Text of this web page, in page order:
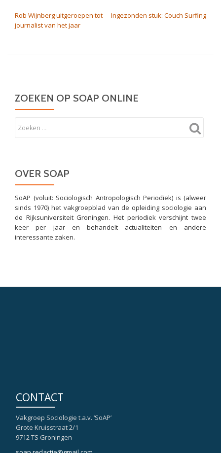
Rob Wijnberg uitgeroepen tot
journalist van het jaar
Ingezonden stuk: Couch Surfing
ZOEKEN OP SOAP ONLINE
OVER SOAP
SoAP (voluit: Sociologisch Antropologisch Periodiek) is (alweer
sinds 1970) het vakgroepblad van de opleiding sociologie aan
de Rijksuniversiteit Groningen. Het periodiek verschijnt twee
keer per jaar en behandelt actualiteiten en andere
interessante zaken.
CONTACT
Vakgroep Sociologie t.a.v. ‘SoAP’
Grote Kruisstraat 2/1
9712 TS Groningen